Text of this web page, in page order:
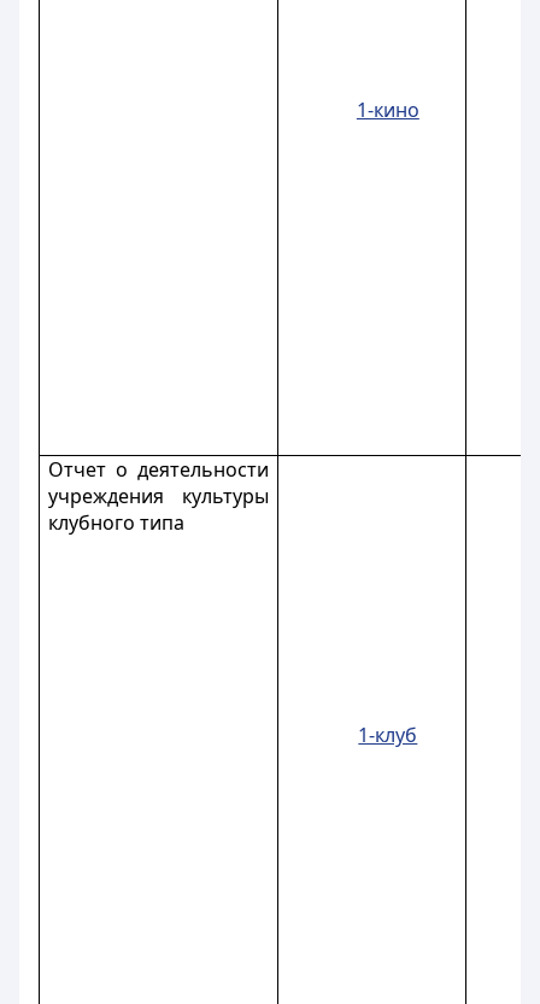
1-кино
Отчет о деятельности
учреждения культуры
клубного типа
1-клуб